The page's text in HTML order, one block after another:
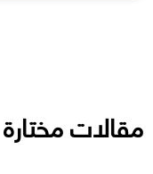
مقالات مختارة